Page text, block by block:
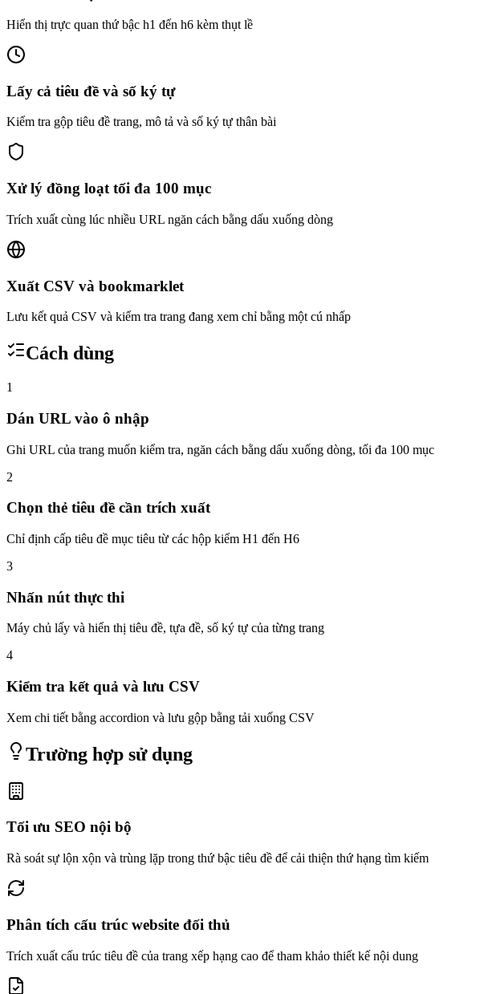
Hiển thị trực quan thứ bậc h1 đến h6 kèm thụt lề
Lấy cả tiêu đề và số ký tự
Kiểm tra gộp tiêu đề trang, mô tả và số ký tự thân bài
Xử lý đồng loạt tối đa 100 mục
Trích xuất cùng lúc nhiều URL ngăn cách bằng dấu xuống dòng
Xuất CSV và bookmarklet
Lưu kết quả CSV và kiểm tra trang đang xem chỉ bằng một cú nhấp
Cách dùng
1
Dán URL vào ô nhập
Ghi URL của trang muốn kiểm tra, ngăn cách bằng dấu xuống dòng, tối đa 100 mục
2
Chọn thẻ tiêu đề cần trích xuất
Chỉ định cấp tiêu đề mục tiêu từ các hộp kiểm H1 đến H6
3
Nhấn nút thực thi
Máy chủ lấy và hiển thị tiêu đề, tựa đề, số ký tự của từng trang
4
Kiểm tra kết quả và lưu CSV
Xem chi tiết bằng accordion và lưu gộp bằng tải xuống CSV
Trường hợp sử dụng
Tối ưu SEO nội bộ
Rà soát sự lộn xộn và trùng lặp trong thứ bậc tiêu đề để cải thiện thứ hạng tìm kiếm
Phân tích cấu trúc website đối thủ
Trích xuất cấu trúc tiêu đề của trang xếp hạng cao để tham khảo thiết kế nội dung